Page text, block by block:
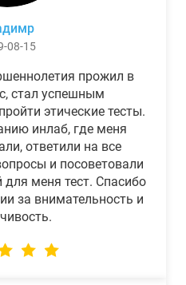
08-15
прожил в
стал успешным
этические тесты.
инлаб, где меня
ответили на все
и посоветовали
меня тест. Спасибо
за внимательность и